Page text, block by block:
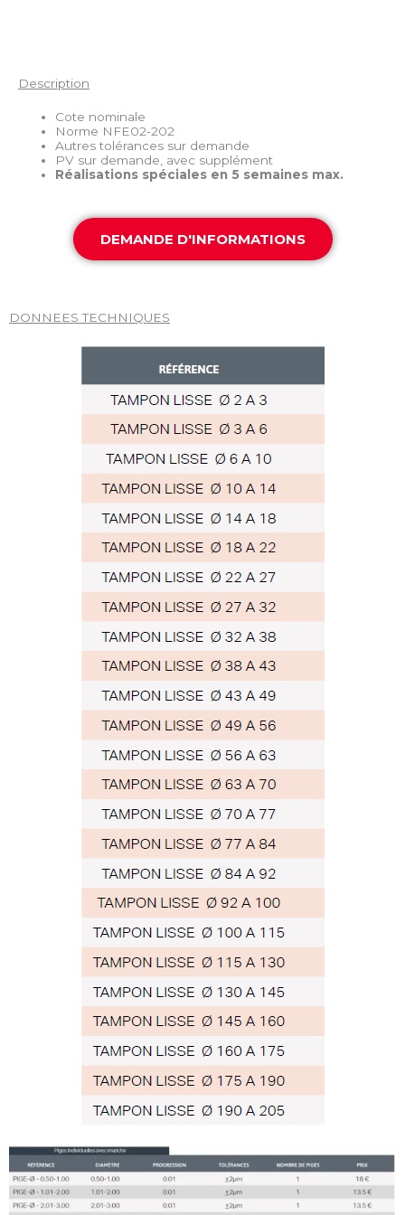
Description
Cote nominale
Norme NFE02-202
Autres tolérances sur demande
PV sur demande, avec supplément
Réalisations spéciales en 5 semaines max.
DEMANDE D'INFORMATIONS
DONNEES TECHNIQUES